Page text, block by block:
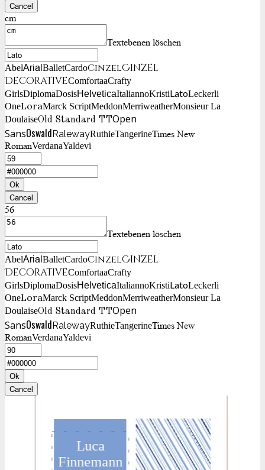
Cancel
cm
Textebenen löschen
AbelArialBalletCardoCinzelCinzel
DecorativeComfortaaCrafty
GirlsDiplomaDosisHelveticaItaliannoKristiLatoLeckerli
OneLoraMarck ScriptMeddonMerriweatherMonsieur La
DoulaiseOld Standard TTOpen
SansOswaldRalewayRuthieTangerineTimes New
RomanVerdanaYaldevi
Ok
Cancel
56
Textebenen löschen
AbelArialBalletCardoCinzelCinzel
DecorativeComfortaaCrafty
GirlsDiplomaDosisHelveticaItaliannoKristiLatoLeckerli
OneLoraMarck ScriptMeddonMerriweatherMonsieur La
DoulaiseOld Standard TTOpen
SansOswaldRalewayRuthieTangerineTimes New
RomanVerdanaYaldevi
Ok
Cancel